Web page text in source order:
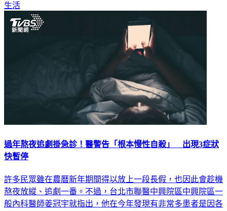
生活
過年熬夜追劇掛急診！醫警告「根本慢性自殺」 出現3症狀
快暫停
許多民眾雖在農曆新年期間得以放上一段長假，也因此會趁機
熬夜放縱、追劇一番。不過，台北市聯醫中興院區中興院區一
般內科醫師姜冠宇就指出，他在今年發現有非常多患者是因各